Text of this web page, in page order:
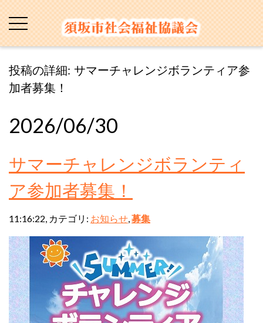
投稿の詳細: サマーチャレンジボランティア参
加者募集！
2026/06/30
サマーチャレンジボランティ
ア参加者募集！
11:16:22, カテゴリ: お知らせ,募集